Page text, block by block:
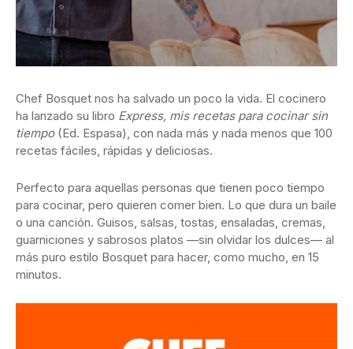
Chef Bosquet nos ha salvado un poco la vida. El cocinero
ha lanzado su libro Express, mis recetas para cocinar sin
tiempo(Ed. Espasa), con nada más y nada menos que 100
recetas fáciles, rápidas y deliciosas.
Perfecto para aquellas personas que tienen poco tiempo
para cocinar, pero quieren comer bien. Lo que dura un baile
o una canción. Guisos, salsas, tostas, ensaladas, cremas,
guarniciones y sabrosos platos —sin olvidar los dulces— al
más puro estilo Bosquet para hacer, como mucho, en 15
minutos.